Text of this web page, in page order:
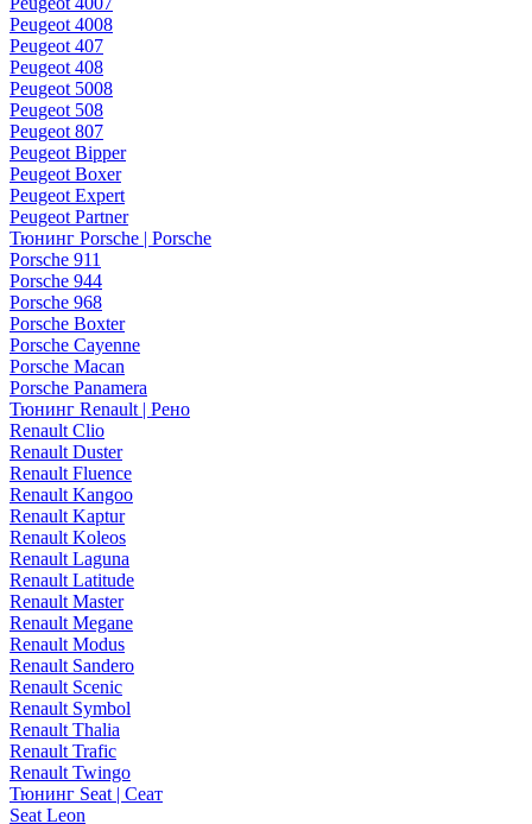
Peugeot 4008
Peugeot 407
Peugeot 408
Peugeot 5008
Peugeot 508
Peugeot 807
Peugeot Bipper
Peugeot Boxer
Peugeot Expert
Peugeot Partner
Тюнинг Porsche | Porsche
Porsche 911
Porsche 944
Porsche 968
Porsche Boxter
Porsche Cayenne
Porsche Macan
Porsche Panamera
Тюнинг Renault | Рено
Renault Clio
Renault Duster
Renault Fluence
Renault Kangoo
Renault Kaptur
Renault Koleos
Renault Laguna
Renault Latitude
Renault Master
Renault Megane
Renault Modus
Renault Sandero
Renault Scenic
Renault Symbol
Renault Thalia
Renault Trafic
Renault Twingo
Тюнинг Seat | Сеат
Seat Leon